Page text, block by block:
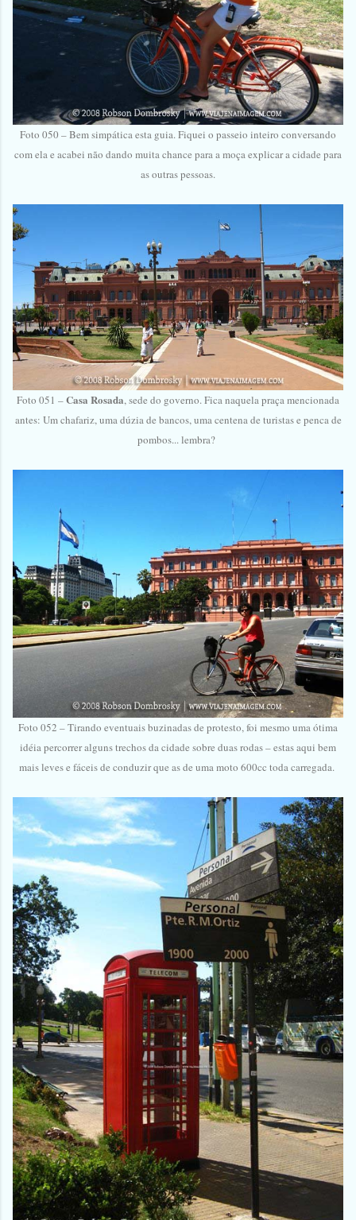
Foto 050 – Bem simpática esta guia. Fiquei o passeio inteiro conversando
com ela e acabei não dando muita chance para a moça explicar a cidade para
as outras pessoas.
Foto 051 –Casa Rosada, sede do governo. Fica naquela praça mencionada
antes: Um chafariz, uma dúzia de bancos, uma centena de turistas e penca de
pombos... lembra?
Foto 052 – Tirando eventuais buzinadas de protesto, foi mesmo uma ótima
idéia percorrer alguns trechos da cidade sobre duas rodas – estas aqui bem
mais leves e fáceis de conduzir que as de uma moto 600cc toda carregada.